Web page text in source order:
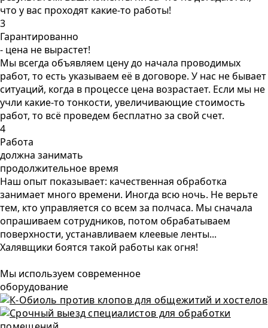
что у вас проходят какие-то работы!
3
Гарантированно
- цена не вырастет!
Мы всегда объявляем цену до начала проводимых
работ, то есть указываем её в договоре. У нас не бывает
ситуаций, когда в процессе цена возрастает. Если мы не
учли какие-то тонкости, увеличивающие стоимость
работ, то всё проведем бесплатно за свой счет.
4
Работа
должна занимать
продолжительное время
Наш опыт показывает: качественная обработка
занимает много времени. Иногда всю ночь. Не верьте
тем, кто управляется со всем за полчаса. Мы сначала
опрашиваем сотрудников, потом обрабатываем
поверхности, устанавливаем клеевые ленты...
Халявщики боятся такой работы как огня!
Мы используем современное
оборудование